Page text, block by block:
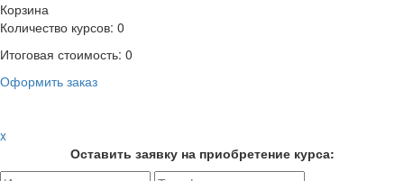
Корзина
Количество курсов: 0
Итоговая стоимость: 0
Оформить заказ
x
Оставить заявку на приобретение курса: